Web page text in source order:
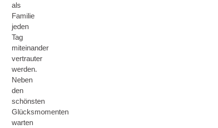
als
Familie
jeden
Tag
miteinander
vertrauter
werden.
Neben
den
schönsten
Glücksmomenten
warten